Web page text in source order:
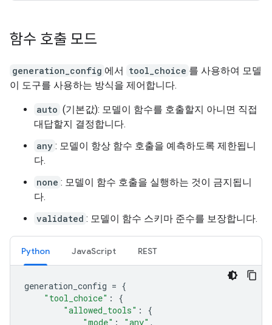
함수 호출 모드
generation_config 에서 tool_choice 를 사용하여 모델
이 도구를 사용하는 방식을 제어합니다.
auto (기본값): 모델이 함수를 호출할지 아니면 직접
대답할지 결정합니다.
any : 모델이 항상 함수 호출을 예측하도록 제한됩니
다.
none : 모델이 함수 호출을 실행하는 것이 금지됩니
다.
validated : 모델이 함수 스키마 준수를 보장합니다.
Python JavaScript REST
generation_config = {
"tool_choice" :
{
"allowed_tools" :
{
"mode" : "any" ,